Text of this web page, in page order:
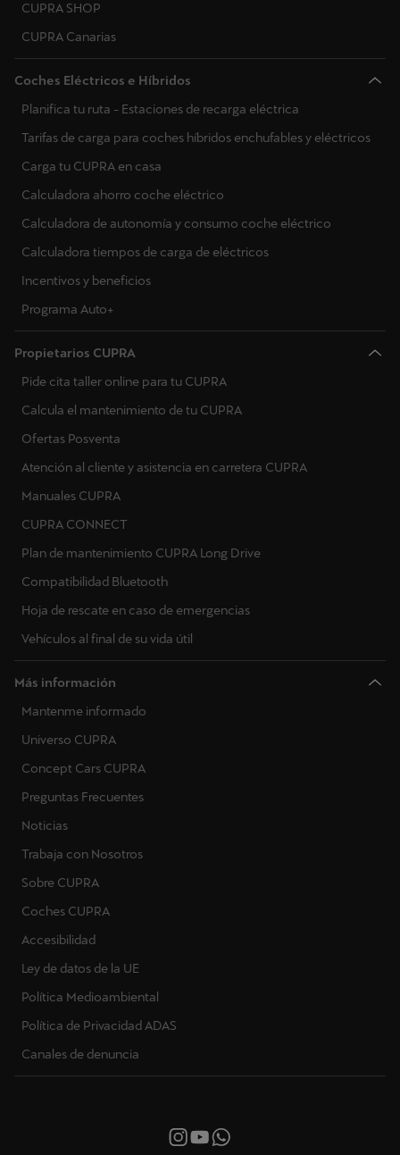
CUPRA SHOP
CUPRA Canarias
Coches Eléctricos e Híbridos
Planifica tu ruta - Estaciones de recarga eléctrica
Tarifas de carga para coches híbridos enchufables y eléctricos
Carga tu CUPRA en casa
Calculadora ahorro coche eléctrico
Calculadora de autonomía y consumo coche eléctrico
Calculadora tiempos de carga de eléctricos
Incentivos y beneficios
Programa Auto+
Propietarios CUPRA
Pide cita taller online para tu CUPRA
Calcula el mantenimiento de tu CUPRA
Ofertas Posventa
Atención al cliente y asistencia en carretera CUPRA
Manuales CUPRA
CUPRA CONNECT
Plan de mantenimiento CUPRA Long Drive
Compatibilidad Bluetooth
Hoja de rescate en caso de emergencias
Vehículos al final de su vida útil
Más información
Mantenme informado
Universo CUPRA
Concept Cars CUPRA
Preguntas Frecuentes
Noticias
Trabaja con Nosotros
Sobre CUPRA
Coches CUPRA
Accesibilidad
Ley de datos de la UE
Política Medioambiental
Política de Privacidad ADAS
Canales de denuncia